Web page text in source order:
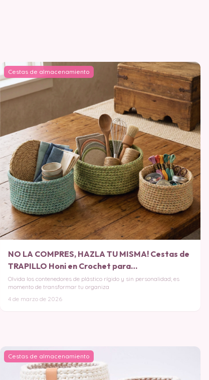
Cestas de almacenamiento
NO LA COMPRES, HAZLA TU MISMA! Cestas de
TRAPILLO Honi en Crochet para
Almacenamiento PATRON
Olvida los contenedores de plástico rígido y sin personalidad; es
momento de transformar tu organiza
4 de marzo de 2026
Cestas de almacenamiento